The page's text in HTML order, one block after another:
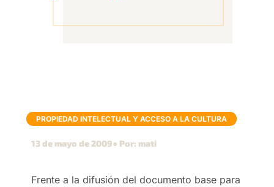
PROPIEDAD INTELECTUAL Y ACCESO A LA CULTURA
13 de mayo de 2009● Por: mati
Frente a la difusión del documento base para